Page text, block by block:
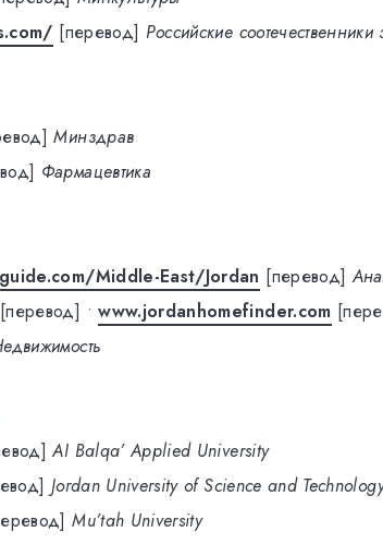
[перевод] Российские
Минздрав
Фармацевтика
Middle-East/Jordan [перевод]
[перевод] •www.jordanhomefinder.com
AI Balqa’ Applied University
Jordan University of Science and
Mu’tah University